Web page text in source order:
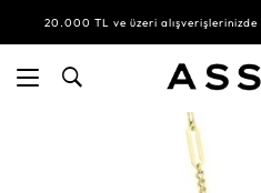
20.000 TL ve üzeri alışverişlerinizde